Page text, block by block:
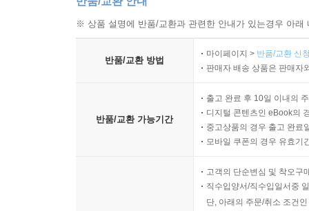
※ 상품 설명에 반품/교환과 관련한 안내가 있는경우 아
반품/교환 방법
마이페이지 > 반품/교환 신
판매자 배송 상품은 판매자
반품/교환 가능기간
출고 완료 후 10일 이내의
디지털 콘텐츠인 eBook의
중고상품의 경우 출고 완료
모바일 쿠폰의 경우 유효기
고객의 단순변심 및 착오구
직수입양서/직수입일서중
단, 아래의 주문/취소 조건